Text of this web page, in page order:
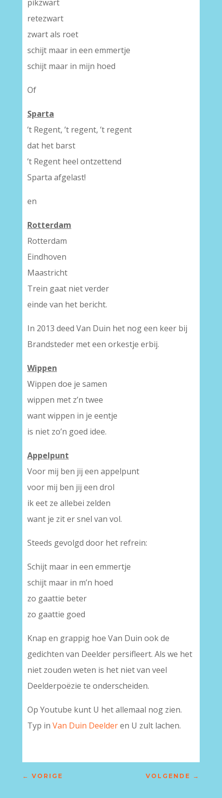
pikzwart
retezwart
zwart als roet
schijt maar in een emmertje
schijt maar in mijn hoed
Of
Sparta
’t Regent, ’t regent, ’t regent
dat het barst
’t Regent heel ontzettend
Sparta afgelast!
en
Rotterdam
Rotterdam
Eindhoven
Maastricht
Trein gaat niet verder
einde van het bericht.
In 2013 deed Van Duin het nog een keer bij
Brandsteder met een orkestje erbij.
Wippen
Wippen doe je samen
wippen met z’n twee
want wippen in je eentje
is niet zo’n goed idee.
Appelpunt
Voor mij ben jij een appelpunt
voor mij ben jij een drol
ik eet ze allebei zelden
want je zit er snel van vol.
Steeds gevolgd door het refrein:
Schijt maar in een emmertje
schijt maar in m’n hoed
zo gaattie beter
zo gaattie goed
Knap en grappig hoe Van Duin ook de
gedichten van Deelder persifleert. Als we het
niet zouden weten is het niet van veel
Deelderpoëzie te onderscheiden.
Op Youtube kunt U het allemaal nog zien.
Typ in Van Duin Deelderen U zult lachen.
← VORIGE VOLGENDE →